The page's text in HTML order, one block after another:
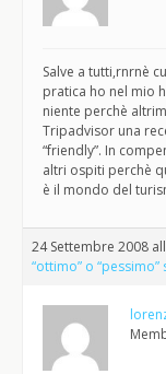
Salve a tutti,rnrnè
pratica ho nel mio
niente perchè
Tripadvisor una
“friendly”. In
altri ospiti perchè
è il mondo del
24 Settembre 2008
“ottimo” o